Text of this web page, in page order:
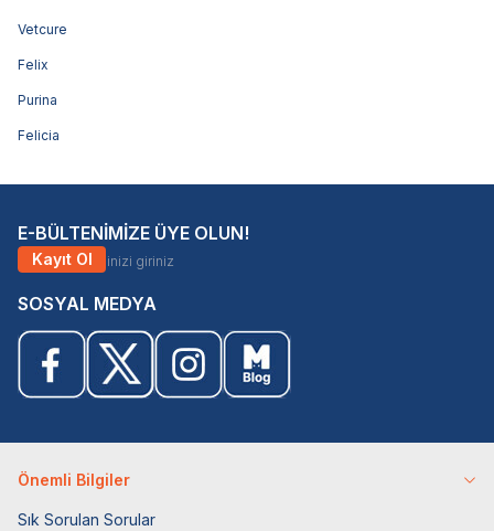
Vetcure
Felix
Purina
Felicia
E-BÜLTENİMİZE ÜYE OLUN!
Kayıt Ol
SOSYAL MEDYA
Önemli Bilgiler
Sık Sorulan Sorular